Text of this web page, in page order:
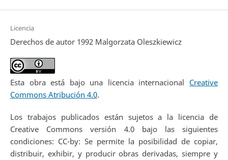
Licencia
Derechos de autor 1992 Malgorzata Oleszkiewicz
Esta obra está bajo una licencia internacional Creative
Commons Atribución 4.0.
Los trabajos publicados están sujetos a la licencia de
Creative Commons versión 4.0 bajo las siguientes
condiciones: CC-by: Se permite la posibilidad de copiar,
distribuir, exhibir, y producir obras derivadas, siempre y